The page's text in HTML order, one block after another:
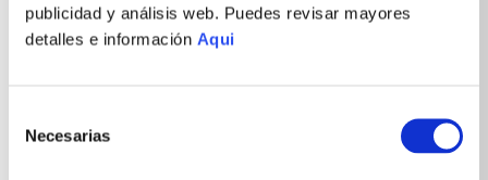
publicidad y análisis web. Puedes revisar mayores
detalles e información Aqui
Necesarias
Mochilas Viajeras 🌍✈️